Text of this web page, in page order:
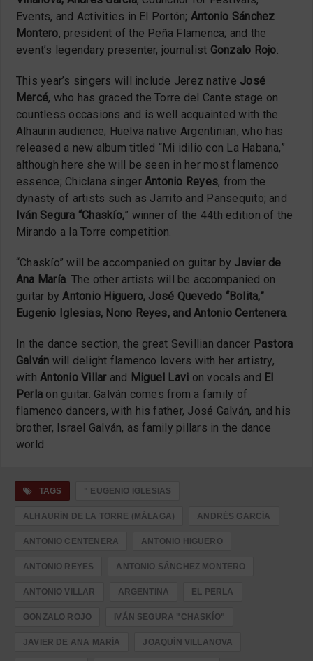
Events, and Activities in El Portón; Antonio Sánchez
Montero, president of the Peña Flamenca; and the
event’s legendary presenter, journalist Gonzalo Rojo.
This year’s singers will include Jerez native José
Mercé, who has graced the Torre del Cante stage on
countless occasions and is well acquainted with the
Alhaurin audience; Huelva native Argentinian, who has
released a new album titled “Mi idilio con La Habana,”
although here she will be seen in her most flamenco
essence; Chiclana singerAntonio Reyes, from the
dynasty of artists such as Jarrito and Pansequito; and
Iván Segura “Chaskío,” winner of the 44th edition of the
Mirando a la Torre competition.
“Chaskío” will be accompanied on guitar by Javier de
Ana María. The other artists will be accompanied on
guitar byAntonio Higuero, José Quevedo “Bolita,”
Eugenio Iglesias, Nono Reyes, and Antonio Centenera.
In the dance section, the great Sevillian dancer Pastora
Galván will delight flamenco lovers with her artistry,
with Antonio Villarand Miguel Lavi on vocals and El
Perla on guitar. Galván comes from a family of
flamenco dancers, with his father, José Galván, and his
brother, Israel Galván, as family pillars in the dance
world.
TAGS " EUGENIO IGLESIAS
ALHAURÍN DE LA TORRE (MÁLAGA) ANDRÉS GARCÍA
ANTONIO CENTENERA ANTONIO HIGUERO
ANTONIO REYES ANTONIO SÁNCHEZ MONTERO
ANTONIO VILLAR ARGENTINA EL PERLA
GONZALO ROJO IVÁN SEGURA "CHASKÍO"
JAVIER DE ANA MARÍA JOAQUÍN VILLANOVA